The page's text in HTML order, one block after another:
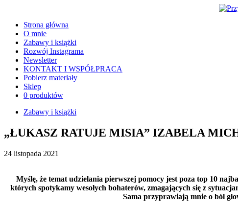
Strona główna
O mnie
Zabawy i książki
Rozwój Instagrama
Newsletter
KONTAKT I WSPÓŁPRACA
Pobierz materiały
Sklep
0 produktów
Zabawy i książki
„ŁUKASZ RATUJE MISIA” IZABELA
24 listopada 2021
Myślę, że temat udzielania pierwszej pomocy jest poza top 10
których spotykamy wesołych bohaterów, zmagających się z
Sama przyprawiają mnie o ból